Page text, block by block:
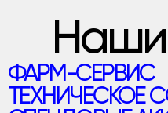
Наши
ФАРМ-СЕРВИС
ТЕХНИЧЕСКОЕ